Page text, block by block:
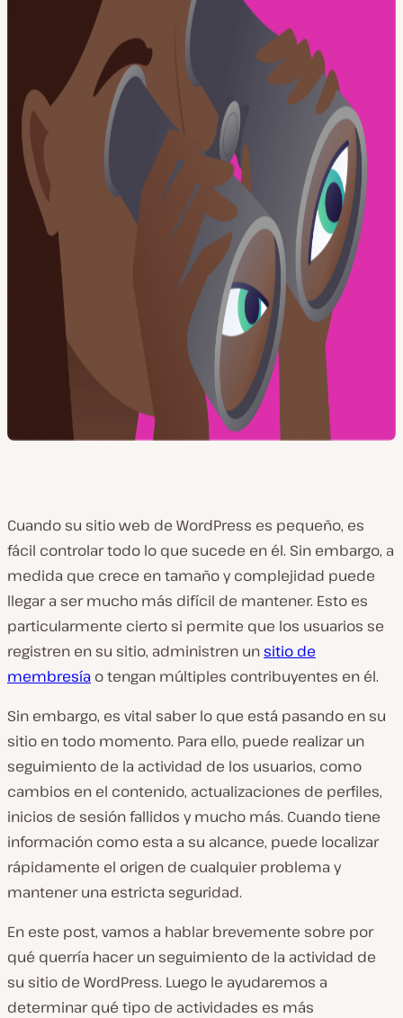
Cuando su sitio web de WordPress es pequeño, es
fácil controlar todo lo que sucede en él. Sin embargo, a
medida que crece en tamaño y complejidad puede
llegar a ser mucho más difícil de mantener. Esto es
particularmente cierto si permite que los usuarios se
registren en su sitio, administren unsitio de
membresía o tengan múltiples contribuyentes en él.
Sin embargo, es vital saber lo que está pasando en su
sitio en todo momento. Para ello, puede realizar un
seguimiento de la actividad de los usuarios, como
cambios en el contenido, actualizaciones de perfiles,
inicios de sesión fallidos y mucho más. Cuando tiene
información como esta a su alcance, puede localizar
rápidamente el origen de cualquier problema y
mantener una estricta seguridad.
En este post, vamos a hablar brevemente sobre por
qué querría hacer un seguimiento de la actividad de
su sitio de WordPress. Luego le ayudaremos a
determinar qué tipo de actividades es más